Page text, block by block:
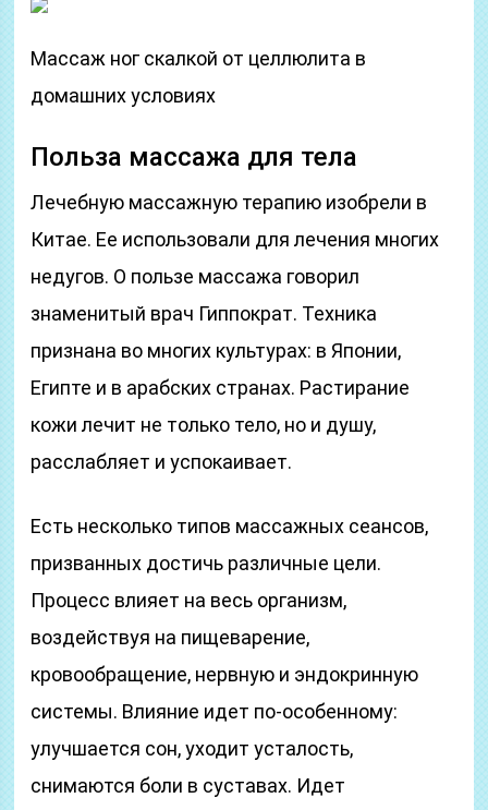
Массаж ног скалкой от целлюлита в
домашних условиях
Польза массажа для тела
Лечебную массажную терапию изобрели в
Китае. Ее использовали для лечения многих
недугов. О пользе массажа говорил
знаменитый врач Гиппократ. Техника
признана во многих культурах: в Японии,
Египте и в арабских странах. Растирание
кожи лечит не только тело, но и душу,
расслабляет и успокаивает.
Есть несколько типов массажных сеансов,
призванных достичь различные цели.
Процесс влияет на весь организм,
воздействуя на пищеварение,
кровообращение, нервную и эндокринную
системы. Влияние идет по-особенному:
улучшается сон, уходит усталость,
снимаются боли в суставах. Идет